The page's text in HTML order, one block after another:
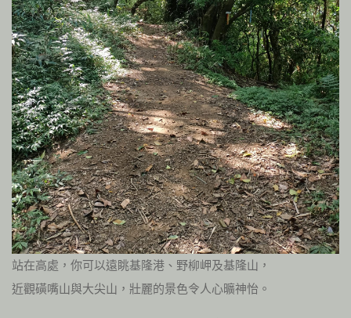
站在高處，你可以遠眺基隆港、野柳岬及基隆山，
近觀磺嘴山與大尖山，壯麗的景色令人心曠神怡。